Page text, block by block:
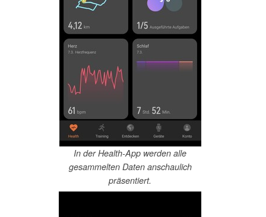
In der Health-App werden alle
gesammelten Daten anschaulich
präsentiert.